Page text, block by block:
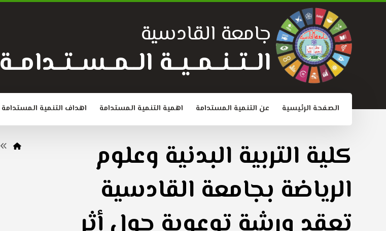
جامعة القادسية
الــتــنــمــيــة الــمــســتــدامــة
الصفحة الرئيسية عن التنمية المستدامة اهمية التنمية المستدامة اهداف التنمية المستدامة
كلية التربية البدنية وعلوم
الرياضة بجامعة القادسية